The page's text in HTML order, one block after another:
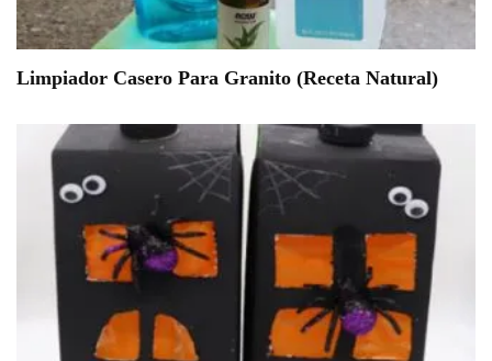
Limpiador Casero Para Granito (Receta Natural)